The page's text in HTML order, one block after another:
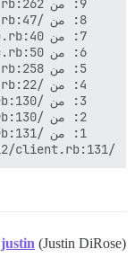
/var/www/discourse/vendor/bundle/ruby/2.7.0/gems/mysql2-0.5.3/lib/mysql2/client.rb:131: في `_query': الجدول 'flux.groups' غير موجود (Mysql2::Error)
justin (Justin DiRose)